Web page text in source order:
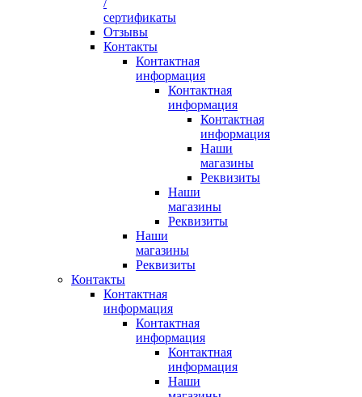
/
сертификаты
Отзывы
Контакты
Контактная
информация
Контактная
информация
Контактная
информация
Наши
магазины
Реквизиты
Наши
магазины
Реквизиты
Наши
магазины
Реквизиты
Контакты
Контактная
информация
Контактная
информация
Контактная
информация
Наши